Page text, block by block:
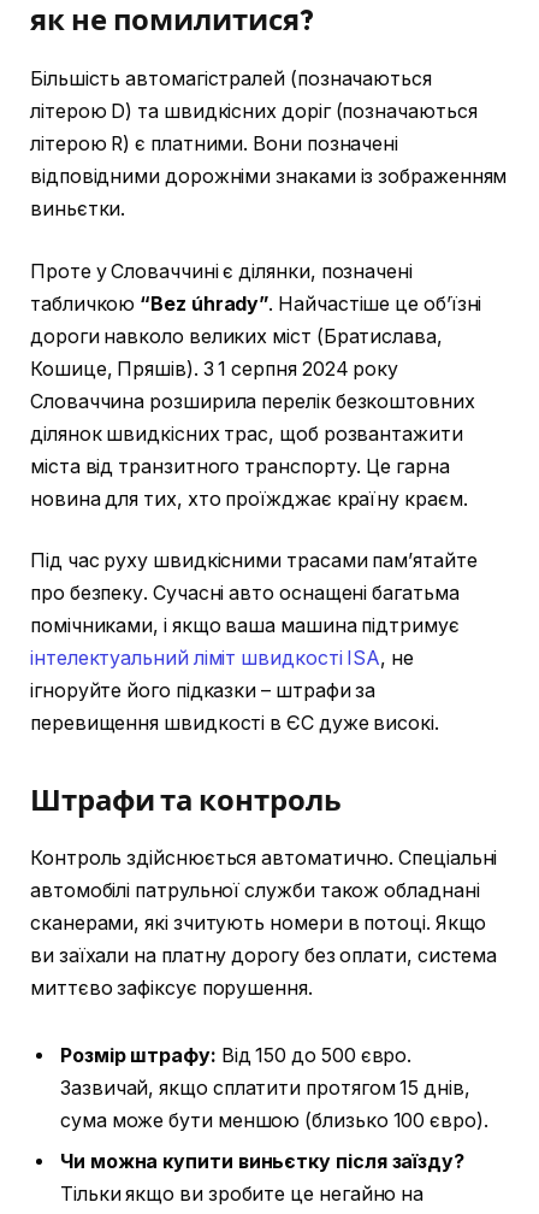
як не помилитися?
Більшість автомагістралей (позначаються
літерою D) та швидкісних доріг (позначаються
літерою R) є платними. Вони позначені
відповідними дорожніми знаками із зображенням
виньєтки.
Проте у Словаччині є ділянки, позначені
табличкою “Bez úhrady”. Найчастіше це об’їзні
дороги навколо великих міст (Братислава,
Кошице, Пряшів). З 1 серпня 2024 року
Словаччина розширила перелік безкоштовних
ділянок швидкісних трас, щоб розвантажити
міста від транзитного транспорту. Це гарна
новина для тих, хто проїжджає країну краєм.
Під час руху швидкісними трасами пам’ятайте
про безпеку. Сучасні авто оснащені багатьма
помічниками, і якщо ваша машина підтримує
інтелектуальний ліміт швидкості ISA, не
ігноруйте його підказки – штрафи за
перевищення швидкості в ЄС дуже високі.
Штрафи та контроль
Контроль здійснюється автоматично. Спеціальні
автомобілі патрульної служби також обладнані
сканерами, які зчитують номери в потоці. Якщо
ви заїхали на платну дорогу без оплати, система
миттєво зафіксує порушення.
Розмір штрафу: Від 150 до 500 євро.
Зазвичай, якщо сплатити протягом 15 днів,
сума може бути меншою (близько 100 євро).
Чи можна купити виньєтку після заїзду?
Тільки якщо ви зробите це негайно на